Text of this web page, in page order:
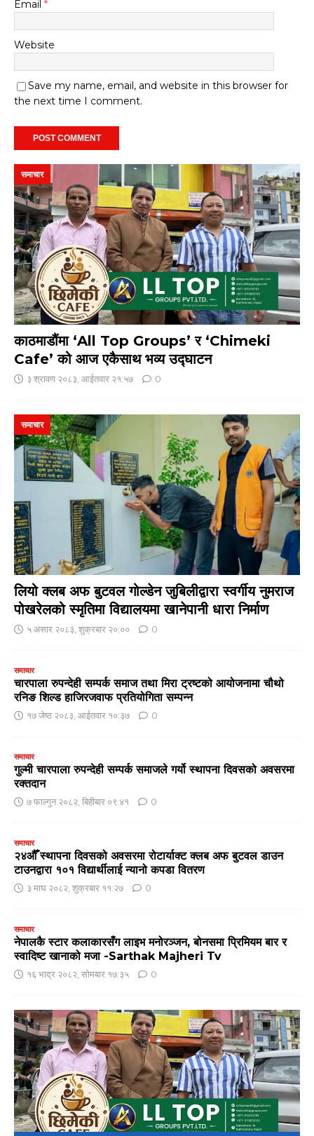
Email *
Website
Save my name, email, and website in this browser for
the next time I comment.
काठमाडौंमा ‘All Top Groups’ र ‘Chimeki
Cafe’ को आज एकैसाथ भव्य उद्घाटन
समाचार
३ श्रावण २०८३, आईतवार २१:५७ 0
लियो क्लब अफ बुटवल गोल्डेन जुबिलीद्वारा स्वर्गीय नुमराज
पोखरेलको स्मृतिमा विद्यालयमा खानेपानी धारा निर्माण
समाचार
५ असार २०८३, शुक्रबार २०:०० 0
समाचार
चारपाला रुपन्देही सम्पर्क समाज तथा मिरा ट्रष्टको आयोजनामा चौथो
रनिङ शिल्ड हाजिरजवाफ प्रतियोगिता सम्पन्न
१७ जेष्ठ २०८३, आईतवार १०:३७ 0
समाचार
गुल्मी चारपाला रुपन्देही सम्पर्क समाजले गर्यो स्थापना दिवसको अवसरमा
रक्तदान
७ फाल्गुन २०८२, बिहीबार ०९:४१ 0
समाचार
२४औँ स्थापना दिवसको अवसरमा रोटार्याक्ट क्लब अफ बुटवल डाउन
टाउनद्वारा १०१ विद्यार्थीलाई न्यानो कपडा वितरण
३ माघ २०८२, शुक्रबार ११:२७ 0
समाचार
नेपालकै स्टार कलाकारसँग लाइभ मनोरञ्जन, बोनसमा प्रिमियम बार र
स्वादिष्ट खानाको मजा -Sarthak Majheri Tv
१६ भाद्र २०८२, सोमबार १७:३५ 0